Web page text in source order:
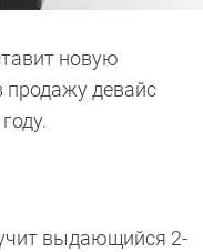
новую
продажу девайс
выдающийся 2-